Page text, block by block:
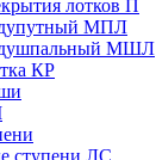
лотков П
МПЛ
МШЛ
КР
ступени ЛС